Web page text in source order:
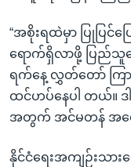
“အစိုးရထဲမှာ ပြုပြင်
ရောက်ရှိလာဖို့ ပြည်သူ
ရက်နေ့ လွှတ်တော် ကြ
ထင်ဟပ်နေပါ တယ်။ ဒ
အတွက် အင်မတန် အရေ
နိုင်ငံရေးအကျဉ်းသ